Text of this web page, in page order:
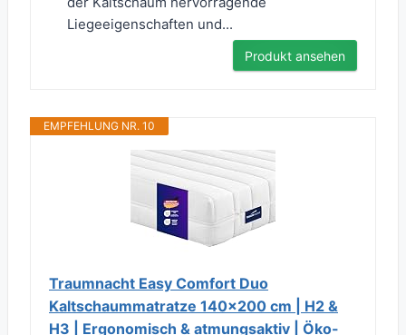
Liegeeigenschaften und...
Produkt ansehen
EMPFEHLUNG NR. 10
Traumnacht Easy Comfort Duo
Kaltschaummatratze 140x200 cm | H2 &
H3 | Ergonomisch & atmungsaktiv | Öko-